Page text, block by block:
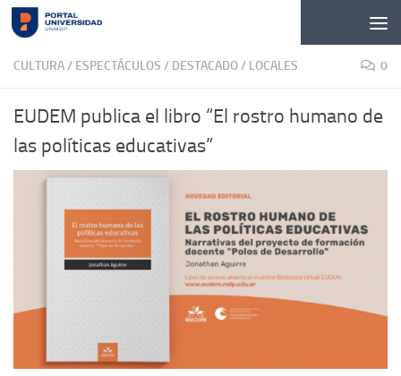
Skip to content
CULTURA / ESPECTÁCULOS / DESTACADO/ LOCALES 0
EUDEM publica el libro “El rostro humano de
las políticas educativas”